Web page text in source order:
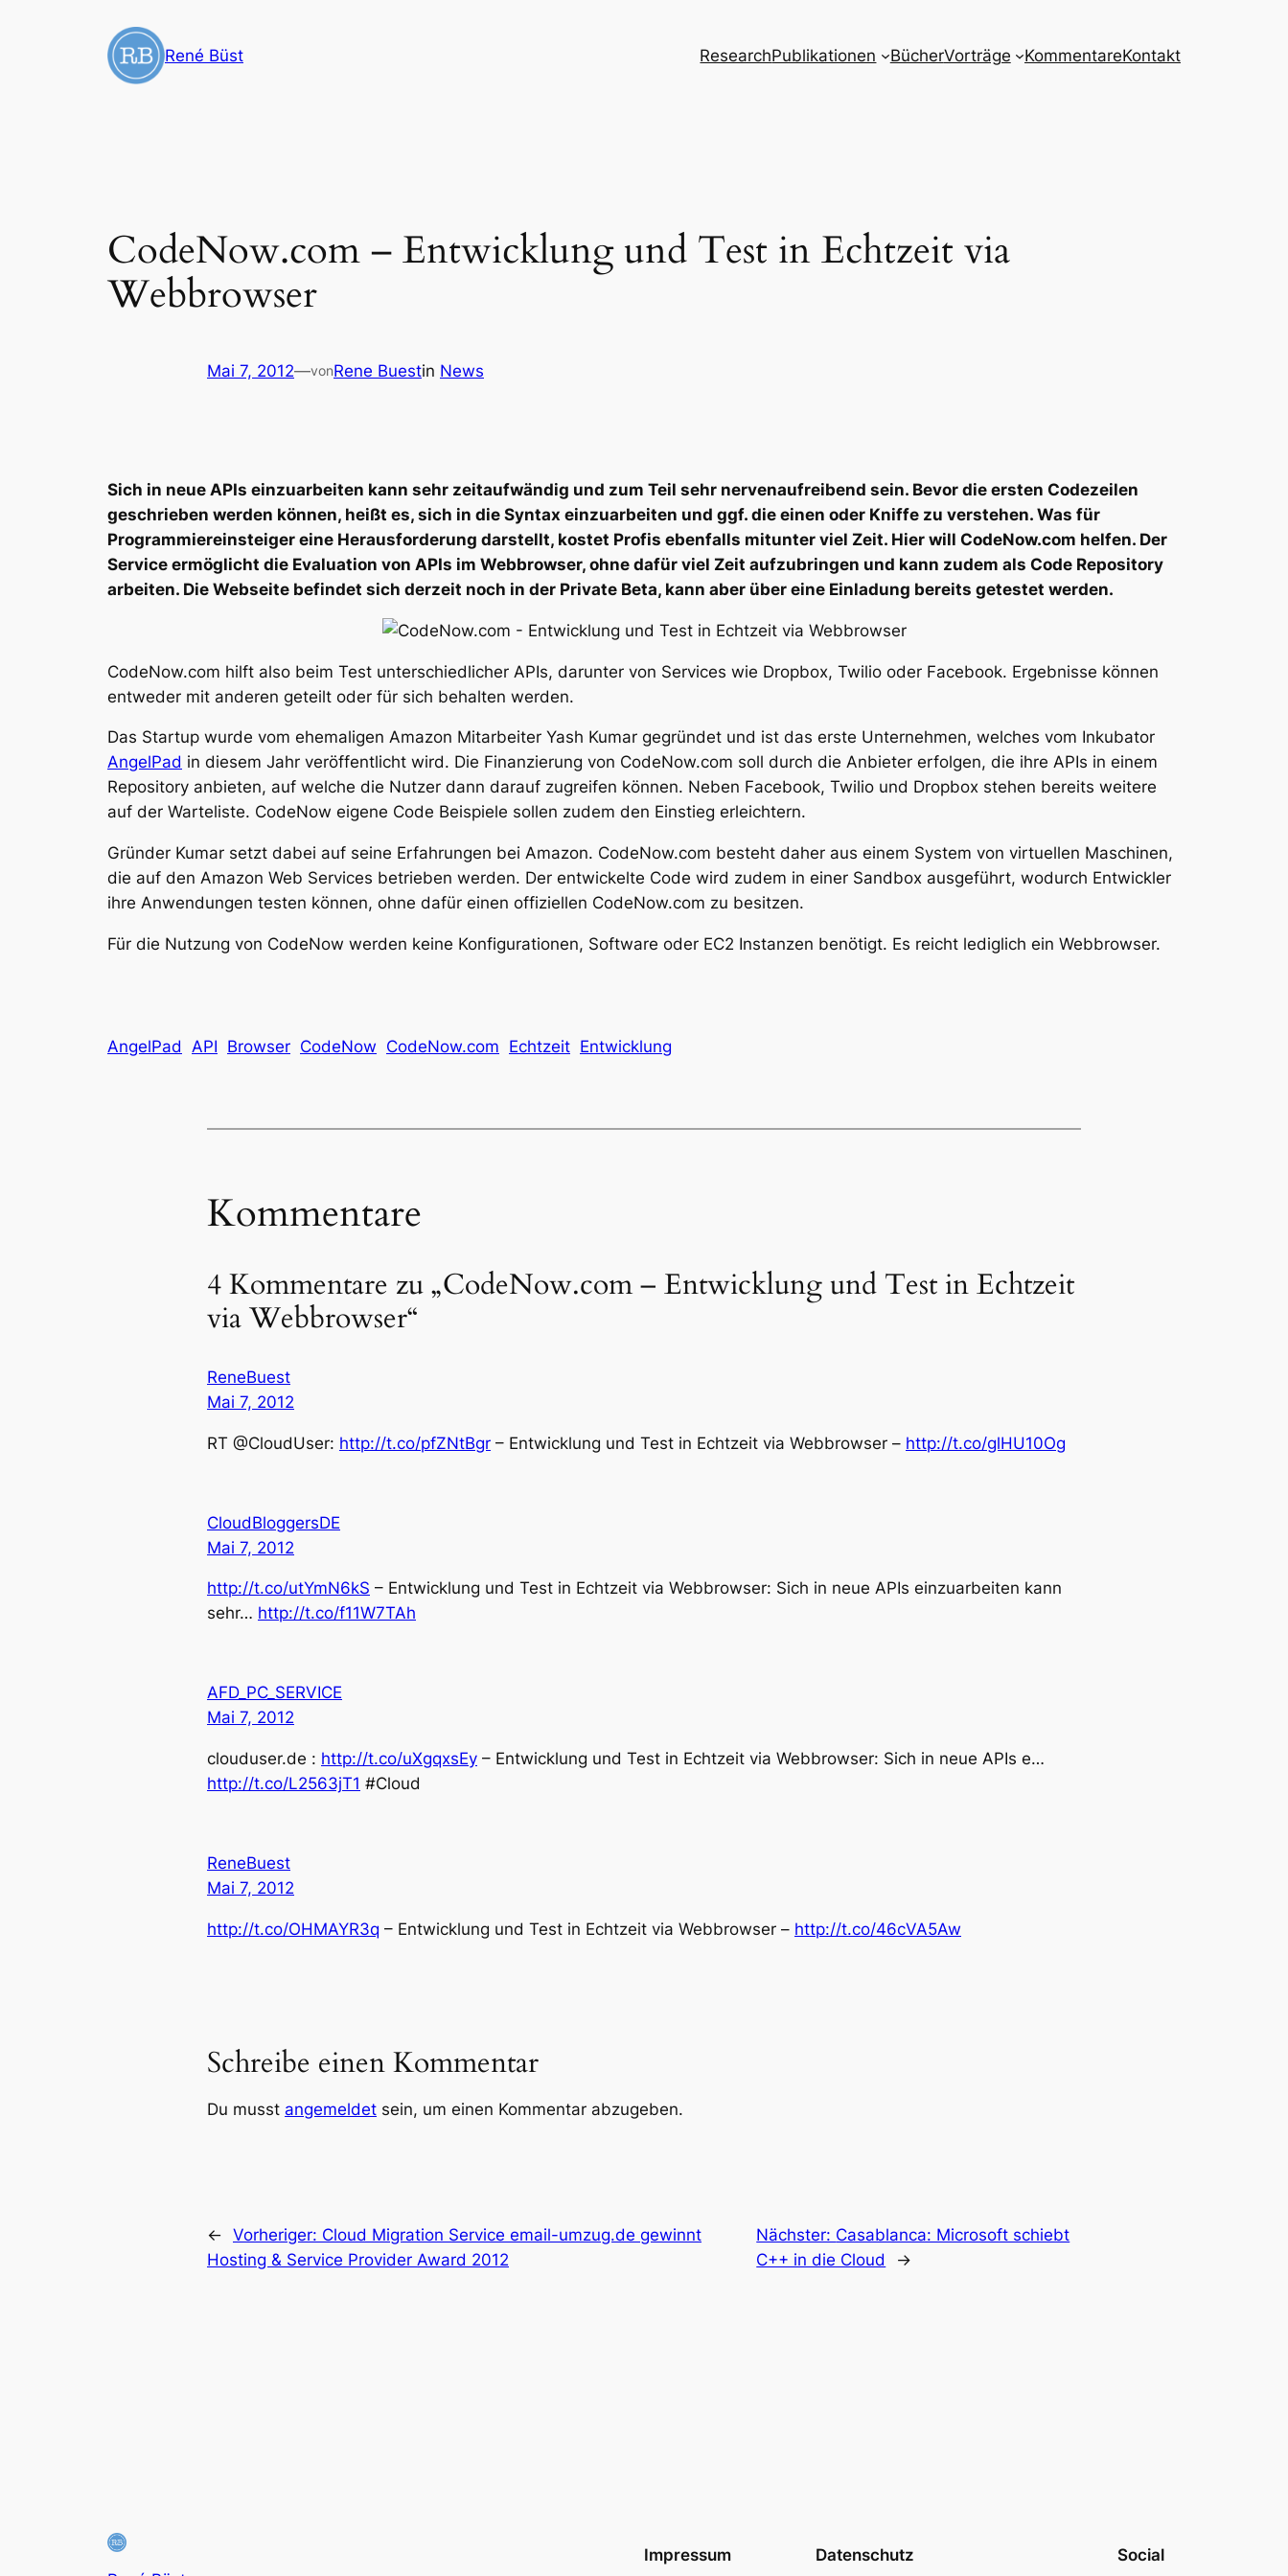
René Büst ResearchPublikationen BücherVorträge KommentareKontakt
CodeNow.com – Entwicklung und Test in Echtzeit via
Webbrowser
Mai 7, 2012—vonRene Buestin News
Sich in neue APIs einzuarbeiten kann sehr zeitaufwändig und zum Teil sehr nervenaufreibend sein. Bevor die ersten Codezeilen
geschrieben werden können, heißt es, sich in die Syntax einzuarbeiten und ggf. die einen oder Kniffe zu verstehen. Was für
Programmiereinsteiger eine Herausforderung darstellt, kostet Profis ebenfalls mitunter viel Zeit. Hier will CodeNow.com helfen. Der
Service ermöglicht die Evaluation von APIs im Webbrowser, ohne dafür viel Zeit aufzubringen und kann zudem als Code Repository
arbeiten. Die Webseite befindet sich derzeit noch in der Private Beta, kann aber über eine Einladung bereits getestet werden.
CodeNow.com hilft also beim Test unterschiedlicher APIs, darunter von Services wie Dropbox, Twilio oder Facebook. Ergebnisse können
entweder mit anderen geteilt oder für sich behalten werden.
Das Startup wurde vom ehemaligen Amazon Mitarbeiter Yash Kumar gegründet und ist das erste Unternehmen, welches vom Inkubator
AngelPad in diesem Jahr veröffentlicht wird. Die Finanzierung von CodeNow.com soll durch die Anbieter erfolgen, die ihre APIs in einem
Repository anbieten, auf welche die Nutzer dann darauf zugreifen können. Neben Facebook, Twilio und Dropbox stehen bereits weitere
auf der Warteliste. CodeNow eigene Code Beispiele sollen zudem den Einstieg erleichtern.
Gründer Kumar setzt dabei auf seine Erfahrungen bei Amazon. CodeNow.com besteht daher aus einem System von virtuellen Maschinen,
die auf den Amazon Web Services betrieben werden. Der entwickelte Code wird zudem in einer Sandbox ausgeführt, wodurch Entwickler
ihre Anwendungen testen können, ohne dafür einen offiziellen CodeNow.com zu besitzen.
Für die Nutzung von CodeNow werden keine Konfigurationen, Software oder EC2 Instanzen benötigt. Es reicht lediglich ein Webbrowser.
AngelPad API Browser CodeNow CodeNow.com Echtzeit Entwicklung
Kommentare
4 Kommentare zu „CodeNow.com – Entwicklung und Test in Echtzeit
via Webbrowser“
ReneBuest
Mai 7, 2012
RT @CloudUser: http://t.co/pfZNtBgr – Entwicklung und Test in Echtzeit via Webbrowser – http://t.co/glHU10Og
CloudBloggersDE
Mai 7, 2012
http://t.co/utYmN6kS – Entwicklung und Test in Echtzeit via Webbrowser: Sich in neue APIs einzuarbeiten kann
sehr… http://t.co/f11W7TAh
AFD_PC_SERVICE
Mai 7, 2012
clouduser.de : http://t.co/uXgqxsEy – Entwicklung und Test in Echtzeit via Webbrowser: Sich in neue APIs e…
http://t.co/L2563jT1 #Cloud
ReneBuest
Mai 7, 2012
http://t.co/OHMAYR3q – Entwicklung und Test in Echtzeit via Webbrowser – http://t.co/46cVA5Aw
Schreibe einen Kommentar
Du musst angemeldet sein, um einen Kommentar abzugeben.
← Vorheriger: Cloud Migration Service email-umzug.de gewinnt
Hosting & Service Provider Award 2012
Nächster: Casablanca: Microsoft schiebt
C++ in die Cloud
→
Impressum Datenschutz Social